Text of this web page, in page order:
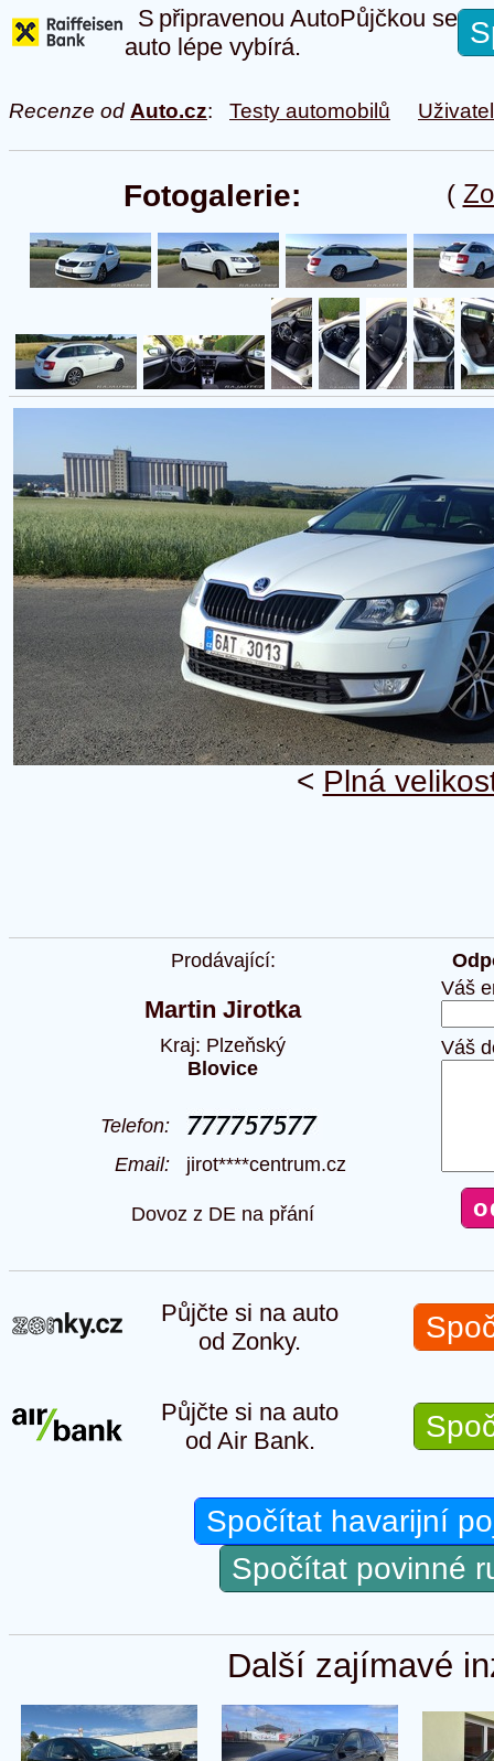
S připravenou AutoPůjčkou se
auto lépe vybírá.
Recenze od Auto.cz: Testy automobilů
(
Fotogalerie:
< Plná
Prodávající:
Martin Jirotka
Kraj: Plzeňský
Blovice
Telefon:
Email: jirot****centrum.cz
Dovoz z DE na přání
Váš
Váš
Půjčte si na auto
od Zonky.
Půjčte si na auto
od Air Bank.
Spočítat havarijní
Spočítat povinné
Další zajímavé